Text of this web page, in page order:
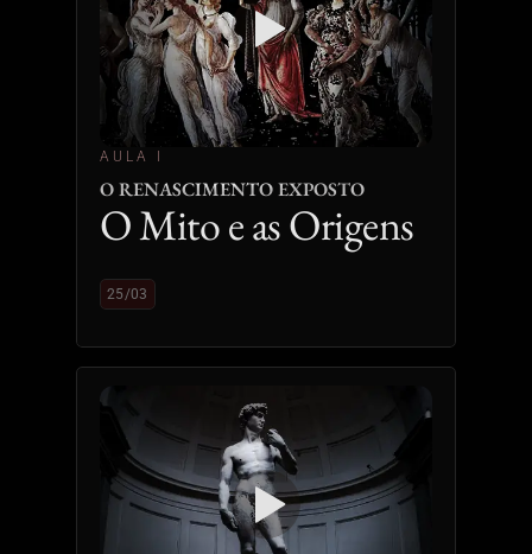
AULA I
O RENASCIMENTO EXPOSTO
O Mito e as Origens
25/03